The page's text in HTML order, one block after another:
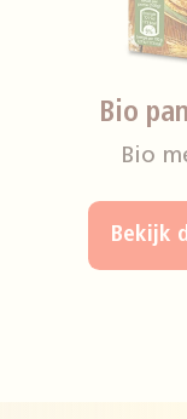
Bio
Bio
Bekijk